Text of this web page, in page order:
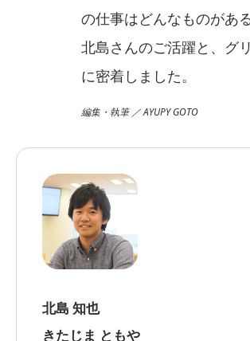
の仕事はどんなものがあ
北島さんのご活躍と、グ
に密着しました。
編集・執筆 ／ AYUPY GOTO
北島 知也
きたじま ともや